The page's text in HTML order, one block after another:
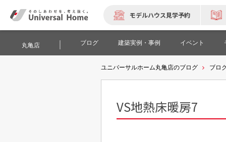
モデルハウス見学予約
丸亀店 ブログ 建築実例・事例 イベント
ユニバーサルホーム丸亀店のブログ ブロ
VS地熱床暖房7